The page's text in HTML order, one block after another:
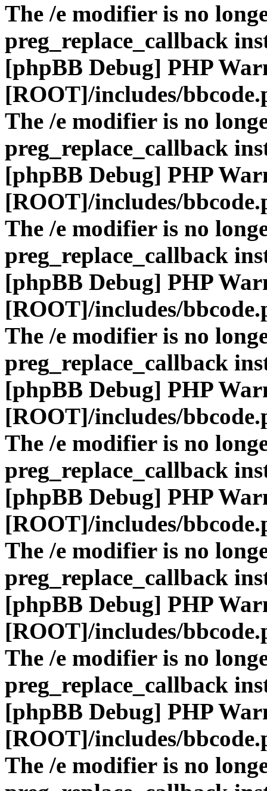
The /e modifier is no
preg_replace_callback
[phpBB Debug] PHP
[ROOT]/includes/
The /e modifier is no
preg_replace_callback
[phpBB Debug] PHP
[ROOT]/includes/
The /e modifier is no
preg_replace_callback
[phpBB Debug] PHP
[ROOT]/includes/
The /e modifier is no
preg_replace_callback
[phpBB Debug] PHP
[ROOT]/includes/
The /e modifier is no
preg_replace_callback
[phpBB Debug] PHP
[ROOT]/includes/
The /e modifier is no
preg_replace_callback
[phpBB Debug] PHP
[ROOT]/includes/
The /e modifier is no
preg_replace_callback
[phpBB Debug] PHP
[ROOT]/includes/
The /e modifier is no